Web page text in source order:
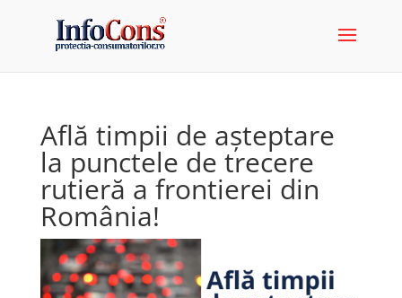
Află timpii de așteptare
la punctele de trecere
rutieră a frontierei din
România!